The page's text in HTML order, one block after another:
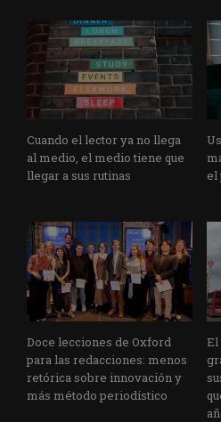
Cuando el lector ya no llega
al medio, el medio tiene que
llegar a sus rutinas
el
Doce lecciones de Oxford
para las redacciones: menos
retórica sobre innovación y
más método periodístico